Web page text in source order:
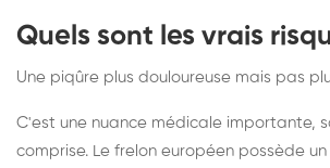
Quels sont les vrais
Une piqûre plus douloureuse mais pas
C'est une nuance médicale importante,
comprise. Le frelon européen possède